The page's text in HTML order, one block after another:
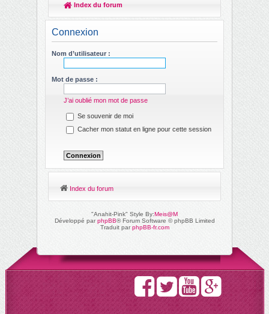
Index du forum
ec
Connexion
Nom d’utilisateur :
Mot de passe :
J’ai oublié mon mot de passe
Se souvenir de moi
Cacher mon statut en ligne pour cette session
Index du forum
"Anahit-Pink" Style By:Meis@M
Développé parphpBB® Forum Software © phpBB Limited
Traduit par phpBB-fr.com